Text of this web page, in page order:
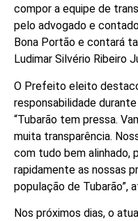
compor a equipe de
pelo advogado e
Bona Portão e contará
Ludimar Silvério Ribeiro
O Prefeito eleito
responsabilidade
“Tubarão tem pressa.
muita transparência.
com tudo bem alinhado,
rapidamente as nossas
população de Tubarão”,
Nos próximos dias, o